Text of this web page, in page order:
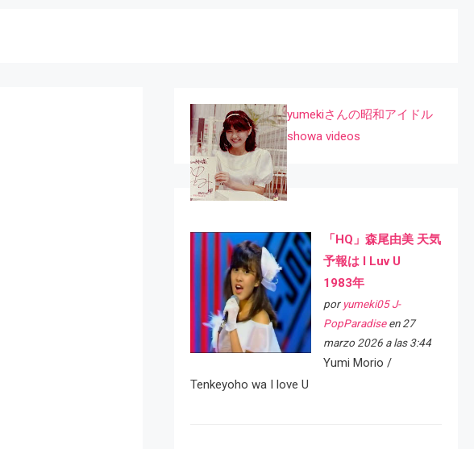
yumekiさんの昭和アイドル
showa videos
「HQ」森尾由美 天気
予報は I Luv U
1983年
por yumeki05 J-
PopParadiseen 27
marzo 2026 a las 3:44
Yumi Morio /
Tenkeyoho wa I love U